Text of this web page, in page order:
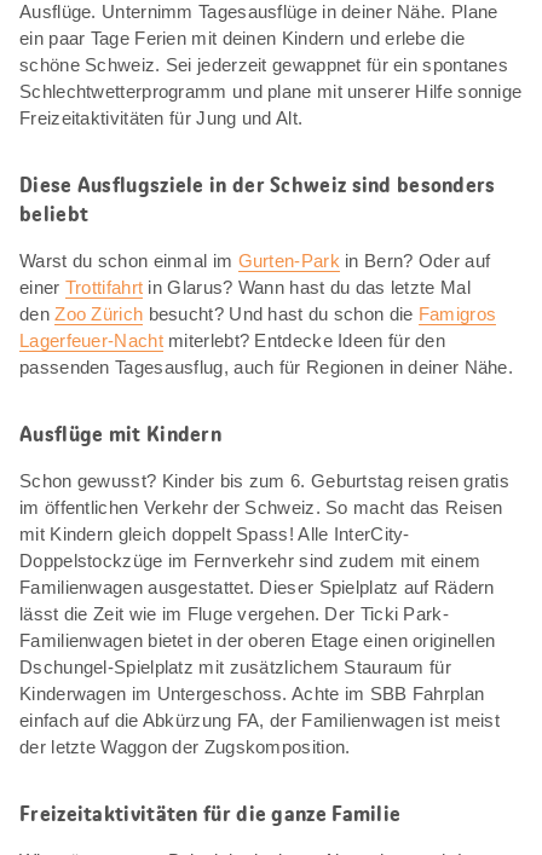
Ausflüge. Unternimm Tagesausflüge in deiner Nähe. Plane
ein paar Tage Ferien mit deinen Kindern und erlebe die
schöne Schweiz. Sei jederzeit gewappnet für ein spontanes
Schlechtwetterprogramm und plane mit unserer Hilfe sonnige
Freizeitaktivitäten für Jung und Alt.
Diese Ausflugsziele in der Schweiz sind besonders
beliebt
Warst du schon einmal im Gurten-Park in Bern? Oder auf
einer Trottifahrt in Glarus? Wann hast du das letzte Mal
denZoo Zürich besucht? Und hast du schon die Famigros
Lagerfeuer-Nachtmiterlebt? Entdecke Ideen für den
passenden Tagesausflug, auch für Regionen in deiner Nähe.
Ausflüge mit Kindern
Schon gewusst? Kinder bis zum 6. Geburtstag reisen gratis
im öffentlichen Verkehr der Schweiz. So macht das Reisen
mit Kindern gleich doppelt Spass! Alle InterCity-
Doppelstockzüge im Fernverkehr sind zudem mit einem
Familienwagen ausgestattet. Dieser Spielplatz auf Rädern
lässt die Zeit wie im Fluge vergehen. Der Ticki Park-
Familienwagen bietet in der oberen Etage einen originellen
Dschungel-Spielplatz mit zusätzlichem Stauraum für
Kinderwagen im Untergeschoss. Achte im SBB Fahrplan
einfach auf die Abkürzung FA, der Familienwagen ist meist
der letzte Waggon der Zugskomposition.
Freizeitaktivitäten für die ganze Familie